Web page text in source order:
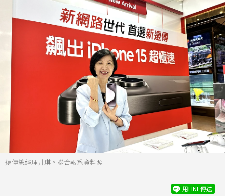
遠傳總經理井琪。聯合報系資料照
用LINE傳送